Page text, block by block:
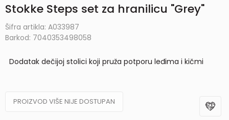
Stokke Steps set za hranilicu "Grey"
Šifra artikla: A033987
Barkod: 7040353498058
Dodatak dečijoj stolici koji pruža potporu leđima i kičmi
PROIZVOD VIŠE NIJE DOSTUPAN